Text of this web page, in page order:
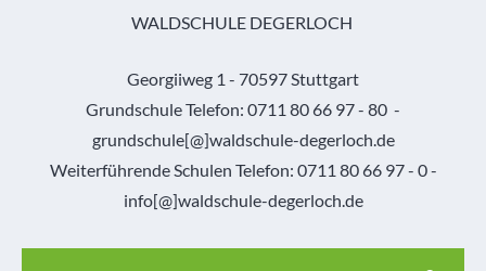
WALDSCHULE DEGERLOCH
Georgiiweg 1 - 70597 Stuttgart
Grundschule Telefon: 0711 80 66 97 - 80 -
grundschule[@]waldschule-degerloch.de
Weiterführende Schulen Telefon: 0711 80 66 97 - 0 -
info[@]waldschule-degerloch.de